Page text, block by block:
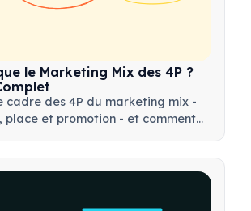
le Marketing Mix des 4P ?
cadre des 4P du marketing mix -
place et promotion - et comment